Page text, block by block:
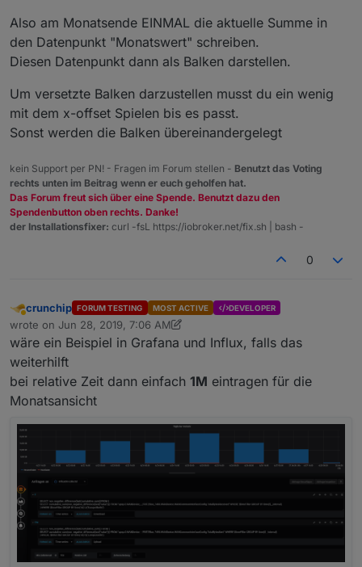
Also am Monatsende EINMAL die aktuelle Summe in
den Datenpunkt "Monatswert" schreiben.
Diesen Datenpunkt dann als Balken darstellen.
Um versetzte Balken darzustellen musst du ein wenig
mit dem x-offset Spielen bis es passt.
Sonst werden die Balken übereinandergelegt
kein Support per PN! - Fragen im Forum stellen - Benutzt das Voting
rechts unten im Beitrag wenn er euch geholfen hat.
Das Forum freut sich über eine Spende. Benutzt dazu den
Spendenbutton oben rechts. Danke!
der Installationsfixer: curl -fsL https://iobroker.net/fix.sh | bash -
0
Away
crunchip FORUM TESTING MOST ACTIVE DEVELOPER
wrote on Jun 28, 2019, 7:06 AM
last edited by crunchip Jun 28, 2019, 9:08 AM
wäre ein Beispiel in Grafana und Influx, falls das
weiterhilft
bei relative Zeit dann einfach 1M eintragen für die
Monatsansicht